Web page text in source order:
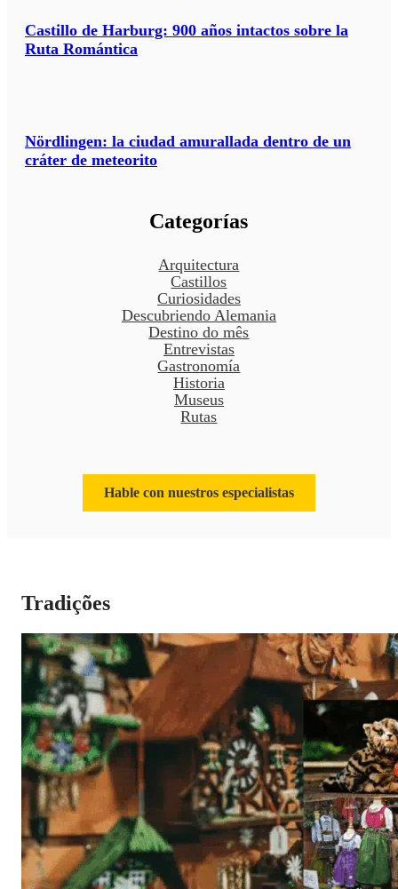
Castillo de Harburg: 900 años intactos sobre la
Ruta Romántica
Nördlingen: la ciudad amurallada dentro de un
cráter de meteorito
Categorías
Arquitectura
Castillos
Curiosidades
Descubriendo Alemania
Destino do mês
Entrevistas
Gastronomía
Historia
Museus
Rutas
Hable con nuestros especialistas
Tradições